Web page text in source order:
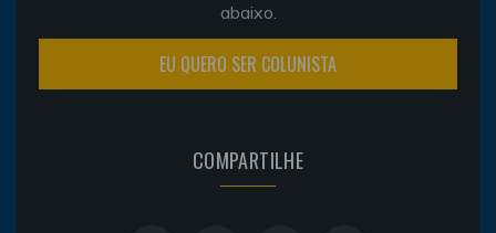
abaixo.
EU QUERO SER COLUNISTA
COMPARTILHE